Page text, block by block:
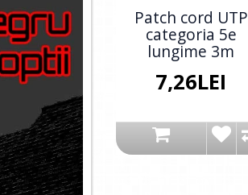
Patch cord UTP
categoria 5e
lungime 3m
7,26LEI